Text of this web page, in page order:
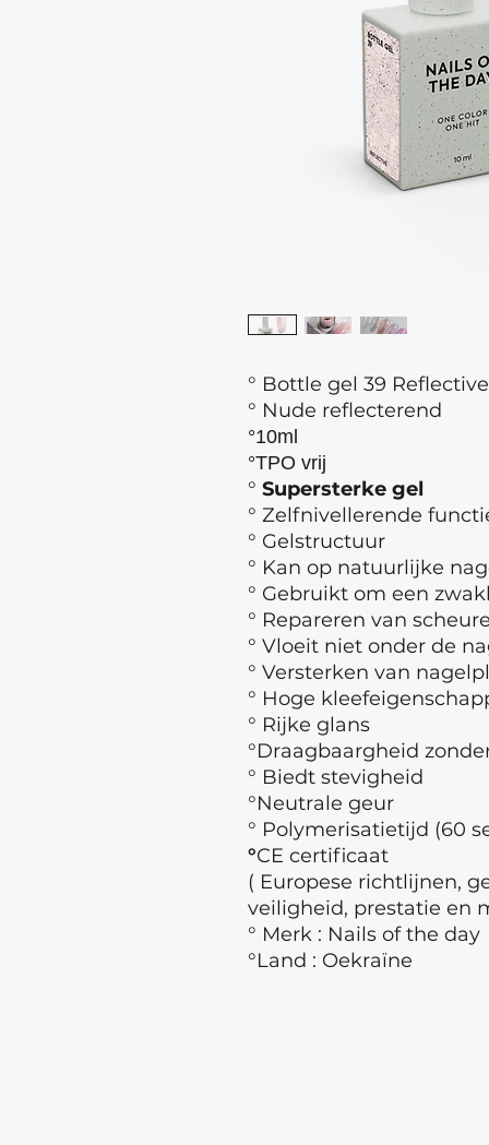
° Bottle gel 39 Reflective
° Nude reflecterend
°10ml
°TPO vrij
° Supersterke gel
° Zelfnivellerende
° Gelstructuur
° Kan op natuurlijke
° Gebruikt om een
° Repareren van
° Vloeit niet onder de
° Versterken van
° Hoge
° Rijke glans
°Draagbaargheid
° Biedt stevigheid
°Neutrale geur
° Polymerisatietijd (60
°CE certificaat
( Europese richtlijnen,
veiligheid, prestatie en
° Merk : Nails of the day
°Land : Oekraïne